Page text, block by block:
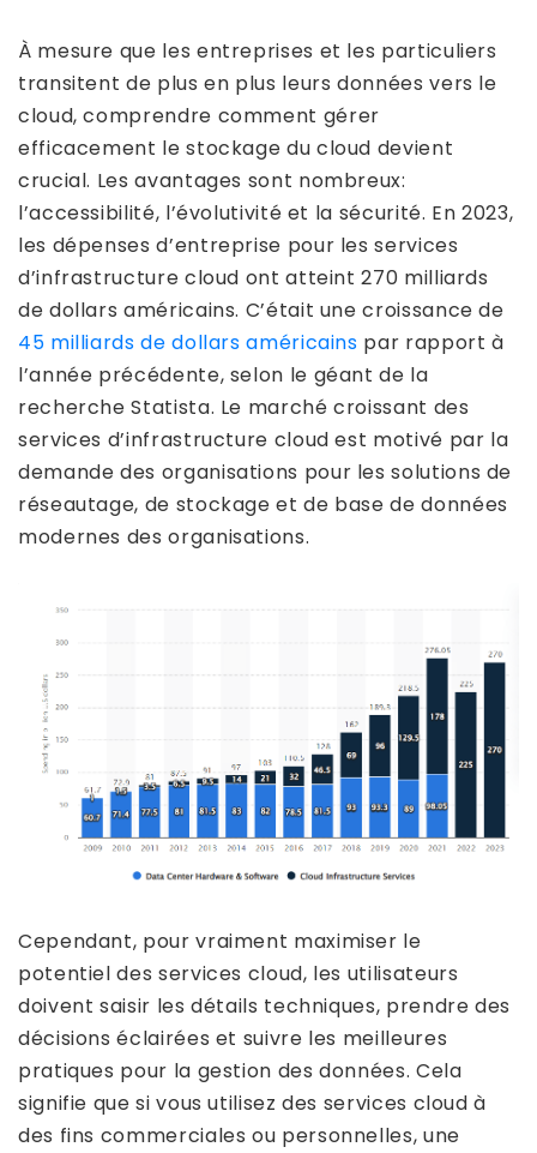
À mesure que les entreprises et les particuliers
transitent de plus en plus leurs données vers le
cloud, comprendre comment gérer
efficacement le stockage du cloud devient
crucial. Les avantages sont nombreux:
l’accessibilité, l’évolutivité et la sécurité. En 2023,
les dépenses d’entreprise pour les services
d’infrastructure cloud ont atteint 270 milliards
de dollars américains. C’était une croissance de
45 milliards de dollars américains par rapport à
l’année précédente, selon le géant de la
recherche Statista. Le marché croissant des
services d’infrastructure cloud est motivé par la
demande des organisations pour les solutions de
réseautage, de stockage et de base de données
modernes des organisations.
Cependant, pour vraiment maximiser le
potentiel des services cloud, les utilisateurs
doivent saisir les détails techniques, prendre des
décisions éclairées et suivre les meilleures
pratiques pour la gestion des données. Cela
signifie que si vous utilisez des services cloud à
des fins commerciales ou personnelles, une